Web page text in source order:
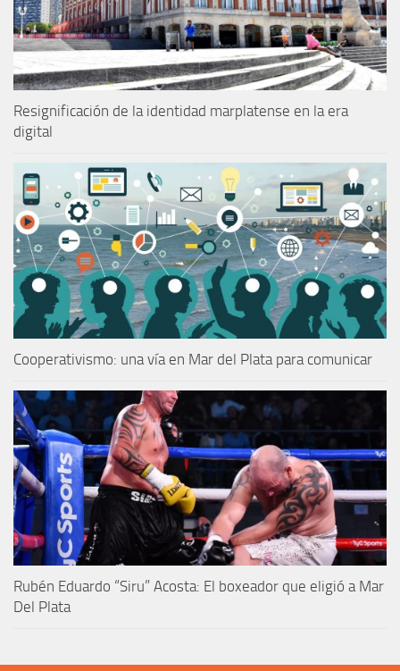
Resignificación de la identidad marplatense en la era
digital
Cooperativismo: una vía en Mar del Plata para comunicar
Rubén Eduardo “Siru” Acosta: El boxeador que eligió a Mar
Del Plata